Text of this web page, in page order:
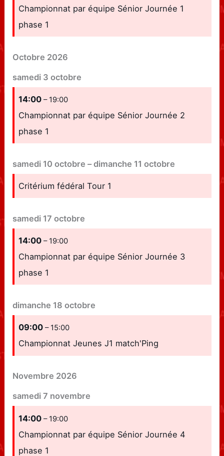
Championnat par équipe Sénior Journée 1
phase 1
Octobre 2026
samedi 3 octobre
14:00– 19:00
Championnat par équipe Sénior Journée 2
phase 1
samedi 10 octobre –dimanche 11 octobre
Critérium fédéral Tour 1
samedi 17 octobre
14:00– 19:00
Championnat par équipe Sénior Journée 3
phase 1
dimanche 18 octobre
09:00– 15:00
Championnat Jeunes J1 match'Ping
Novembre 2026
samedi 7 novembre
14:00– 19:00
Championnat par équipe Sénior Journée 4
phase 1